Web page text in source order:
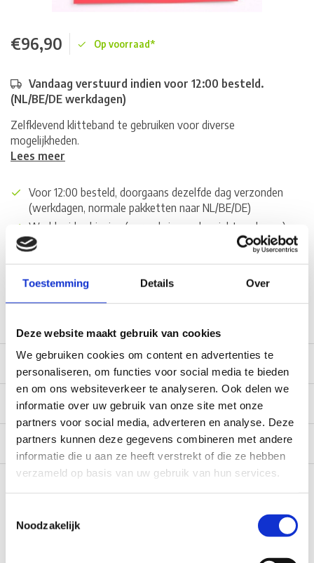
Toestemming Details Over
Deze website maakt gebruik van cookies
We gebruiken cookies om content en advertenties te
personaliseren, om functies voor social media te bieden
en om ons websiteverkeer te analyseren. Ook delen we
informatie over uw gebruik van onze site met onze
partners voor social media, adverteren en analyse. Deze
partners kunnen deze gegevens combineren met andere
informatie die u aan ze heeft verstrekt of die ze hebben
verzameld op basis van uw gebruik van hun services.
Noodzakelijk
€96,90 Op voorraad*
Vandaag verstuurd indien voor 12:00 besteld.
(NL/BE/DE werkdagen)
Zelfklevend klitteband te gebruiken voor diverse
mogelijkheden.
Lees meer
Voor 12:00 besteld, doorgaans dezelfde dag verzonden
(werkdagen, normale pakketten naar NL/BE/DE)
World wide shipping (normal size and weight packages)
Gratis verzending vanaf € 100,- naar NL en BE
*Zeer grote magazijnvoorraad direct beschikbaar voor
verzending. Een deel van de artikelen op voorraad in de
Beschrijving
Specificaties
Reviews 0/10
Recent bekeken